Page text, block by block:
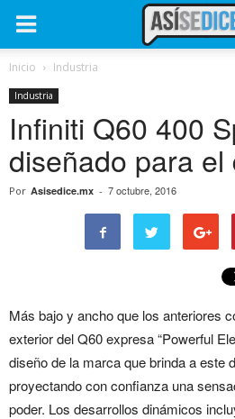
Inicio Industria
Industria
Infiniti Q60 400
diseñado para
Por Asisedice.mx - 7 octubre, 2016
Más bajo y ancho que los anteriores
exterior del Q60 expresa “Powerful
diseño de la marca que brinda a este
proyectando con confianza una
poder. Los desarrollos dinámicos